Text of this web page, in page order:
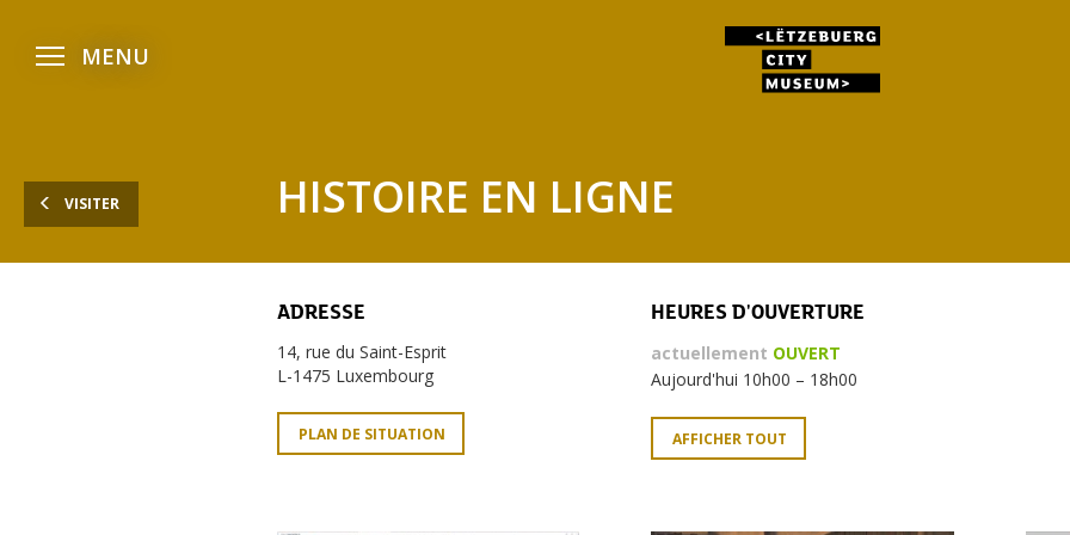
Ouvrir
MENU
VISITER HISTOIRE EN LIGNE
ADRESSE
14, rue du Saint-Esprit
L-1475 Luxembourg
PLAN DE SITUATION
HEURES D'OUVERTURE
actuellement OUVERT
Aujourd'hui 10h00 – 18h00
AFFICHER TOUT